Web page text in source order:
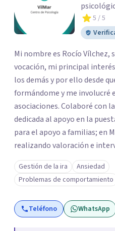
5 / 5
Mi nombre es Rocío Vílchez,
vocación, mi principal
los demás y por ello desde
formándome y me involucré
asociaciones. Colaboré con la asociación Termalay,
dedicada al apoyo en la
para el apoyo a familias; en
realizando valoración e
Centro penitenciario de
colaborando en una
semejanzas entre los
de género y condenados por violación...
constantemente
Gestión de la ira
Ansiedad
Problemas de comportamiento
Teléfono WhatsApp